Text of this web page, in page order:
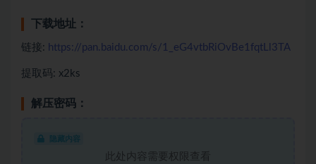
下载地址：
链接: https://pan.baidu.com/s/1_eG4vtbRiOvBe1fqtLl3TA
提取码: x2ks
解压密码：
隐藏内容
此处内容需要权限查看